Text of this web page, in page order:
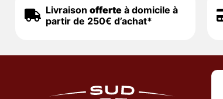
Livraison offerte à domicile à
partir de 250€ d’achat*